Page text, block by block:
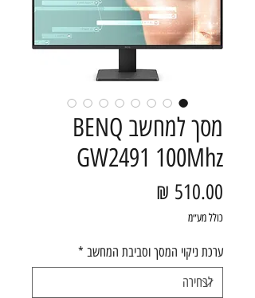
מסך למחשב BENQ
GW2491 100Mhz
כולל מע״מ
ערכת ניקוי המסך וסביבת המחשב *